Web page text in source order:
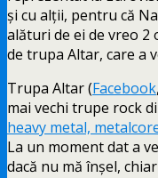
și cu alții, pentru că
alături de ei de vreo 2
de trupa Altar, care a
Trupa Altar (Facebook,
mai vechi trupe rock
heavy metal,
La un moment dat a
dacă nu mă înșel,